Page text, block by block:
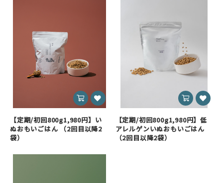
【定期/初回800g1,980円】い
ぬおもいごはん （2回目以降2
袋）
【定期/初回800g1,980円】低
アレルゲンいぬおもいごはん
（2回目以降2袋）